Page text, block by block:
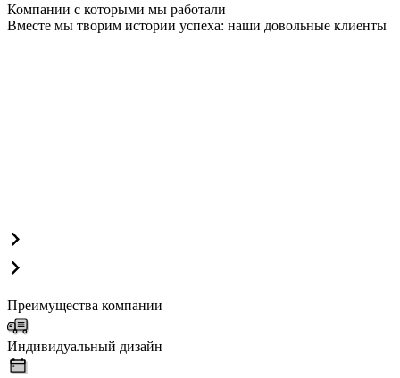
Компании с которыми мы работали
Вместе мы творим истории успеха: наши довольные клиенты
Преимущества компании
Индивидуальный дизайн